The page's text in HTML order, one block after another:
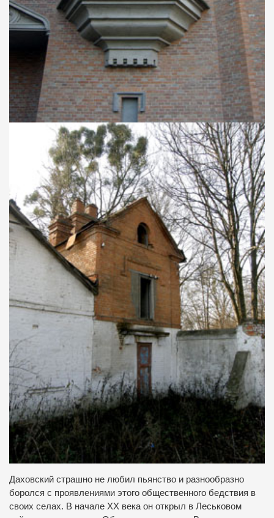
Даховский страшно не любил пьянство и разнообразно
боролся с проявлениями этого общественного бедствия в
своих селах. В начале ХХ века он открыл в Леськовом